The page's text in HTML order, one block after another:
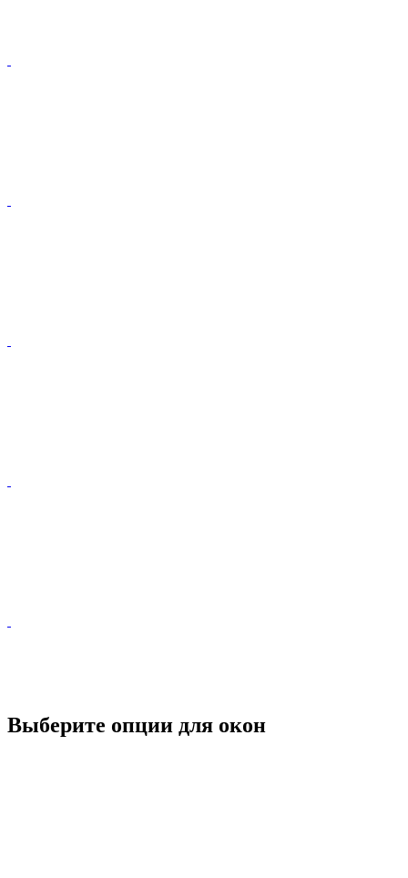
Выберите опции для окон